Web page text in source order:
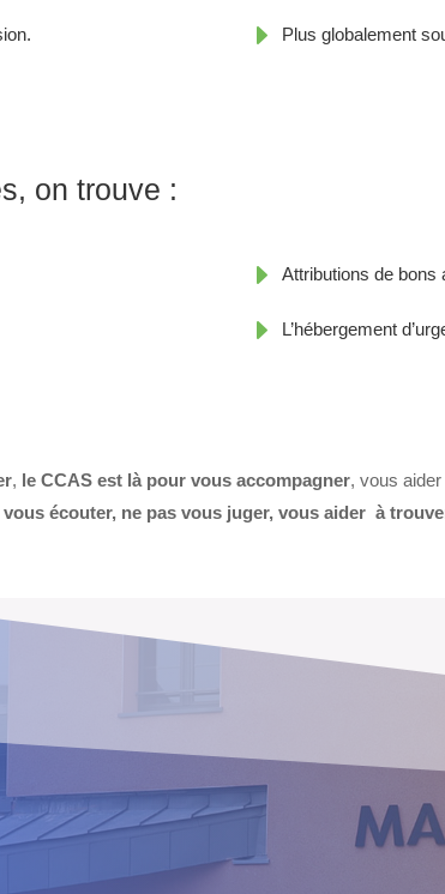
E Plus globalement
on trouve :
E Attributions de bons
E L’hébergement
, le CCAS est là pour vous accompagner, vous aider
vous écouter, ne pas vous juger, vous aider à